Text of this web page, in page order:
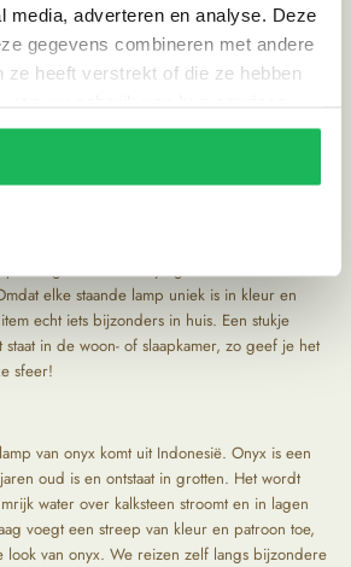
media, adverteren en analyse. Deze
gegevens combineren met andere
ze heeft verstrekt of die ze hebben
is een natuursteen die bekendstaat om zijn
en mooie kleuren. Het is populair in
de luxe uitstraling en het lichtdoorlatende
gesteente is wat ligt doorlaat is het perfect om
elke staande lamp uniek is in kleur en
echt iets bijzonders in huis. Een stukje
in de woon- of slaapkamer, zo geef je het
sfeer!
van onyx komt uit Indonesië. Onyx is een
oud is en ontstaat in grotten. Het wordt
water over kalksteen stroomt en in lagen
voegt een streep van kleur en patroon toe,
look van onyx. We reizen zelf langs bijzondere